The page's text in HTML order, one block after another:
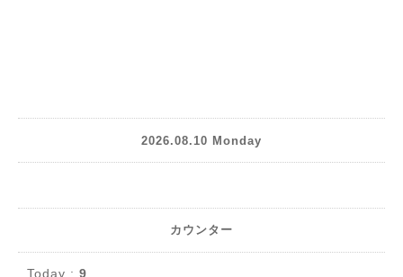
2026.08.10 Monday
カウンター
Today : 9